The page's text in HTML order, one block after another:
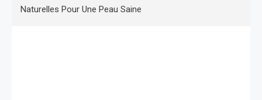
Naturelles Pour Une Peau Saine